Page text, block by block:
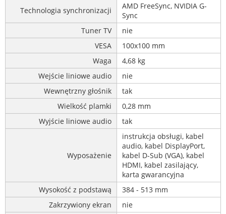
Technologia synchronizacji
AMD FreeSync, NVIDIA G-
Sync
Tuner TV
nie
VESA
100x100 mm
Waga
4,68 kg
Wejście liniowe audio
nie
Wewnętrzny głośnik
tak
Wielkość plamki
0,28 mm
Wyjście liniowe audio
tak
Wyposażenie
instrukcja obsługi, kabel
audio, kabel DisplayPort,
kabel D-Sub (VGA), kabel
HDMI, kabel zasilający,
karta gwarancyjna
Wysokość z podstawą
384 - 513 mm
Zakrzywiony ekran
nie